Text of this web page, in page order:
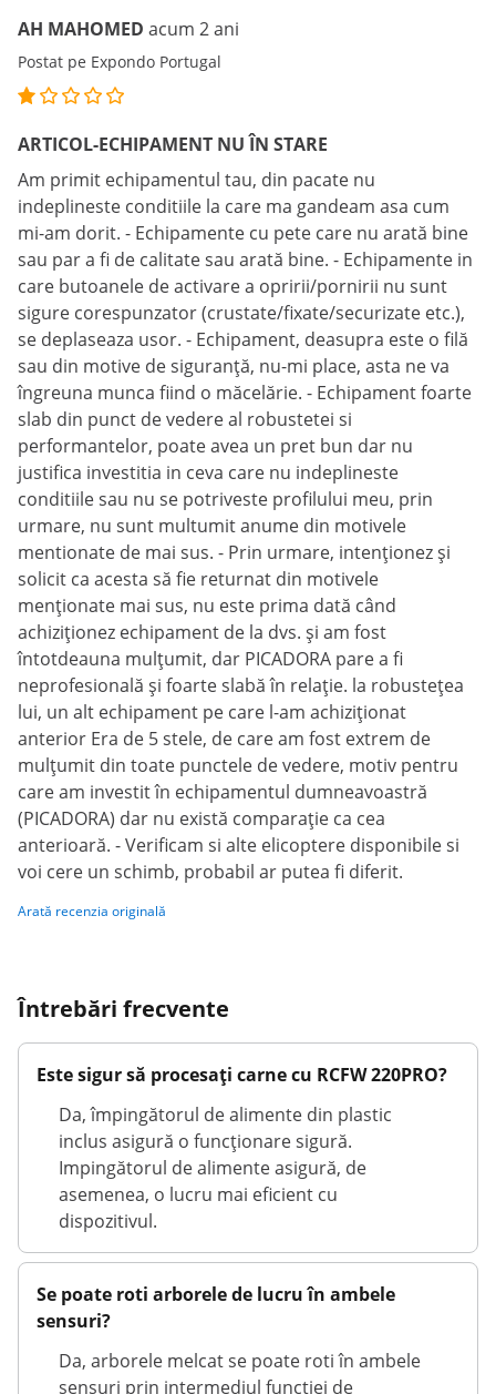
AH MAHOMED acum 2 ani
Postat pe Expondo Portugal
ARTICOL-ECHIPAMENT NU ÎN STARE
Am primit echipamentul tau, din pacate nu
indeplineste conditiile la care ma gandeam asa cum
mi-am dorit. - Echipamente cu pete care nu arată bine
sau par a fi de calitate sau arată bine. - Echipamente in
care butoanele de activare a opririi/pornirii nu sunt
sigure corespunzator (crustate/fixate/securizate etc.),
se deplaseaza usor. - Echipament, deasupra este o filă
sau din motive de siguranță, nu-mi place, asta ne va
îngreuna munca fiind o măcelărie. - Echipament foarte
slab din punct de vedere al robustetei si
performantelor, poate avea un pret bun dar nu
justifica investitia in ceva care nu indeplineste
conditiile sau nu se potriveste profilului meu, prin
urmare, nu sunt multumit anume din motivele
mentionate de mai sus. - Prin urmare, intenționez și
solicit ca acesta să fie returnat din motivele
menționate mai sus, nu este prima dată când
achiziționez echipament de la dvs. și am fost
întotdeauna mulțumit, dar PICADORA pare a fi
neprofesională și foarte slabă în relație. la robustețea
lui, un alt echipament pe care l-am achiziționat
anterior Era de 5 stele, de care am fost extrem de
mulțumit din toate punctele de vedere, motiv pentru
care am investit în echipamentul dumneavoastră
(PICADORA) dar nu există comparație ca cea
anterioară. - Verificam si alte elicoptere disponibile si
voi cere un schimb, probabil ar putea fi diferit.
Arată recenzia originală
Întrebări frecvente
Este sigur să procesați carne cu RCFW 220PRO?
Da, împingătorul de alimente din plastic
inclus asigură o funcționare sigură.
Impingătorul de alimente asigură, de
asemenea, o lucru mai eficient cu
dispozitivul.
Se poate roti arborele de lucru în ambele
sensuri?
Da, arborele melcat se poate roti în ambele
sensuri prin intermediul funcției de